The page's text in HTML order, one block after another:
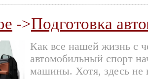
->Подготовка
Как все нашей жизнь с
автомобильный спорт
машины. Хотя, здесь не